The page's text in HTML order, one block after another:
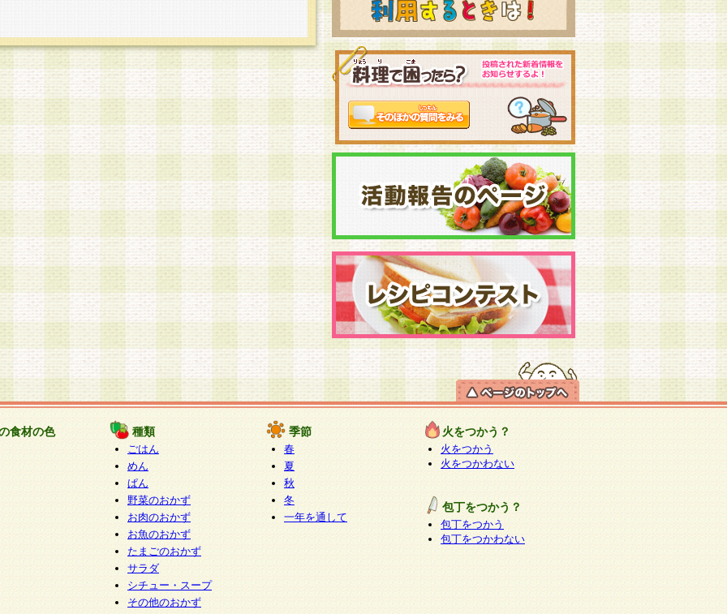
食材の色 種類
ごはん
めん
ぱん
野菜のおかず
お肉のおかず
お魚のおかず
たまごのおかず
サラダ
シチュー・スープ
その他のおかず
季節
春
夏
秋
冬
一年を通して
火をつかう？
火をつかう
火をつかわない
包丁をつかう？
包丁をつかう
包丁をつかわない